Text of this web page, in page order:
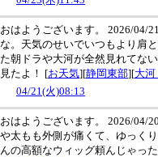
おはようございます。 2026/04/
な。天気のせいでいつもより肩
た朝ドラや大河が全然見れてな
見たよ！ [お天気][静岡東部][大河
04/21(火)08:13
おはようございます。 2026/04/
や太もも外側が痛くて、ゆっく
んの高額なウィッグ頼んじゃっ